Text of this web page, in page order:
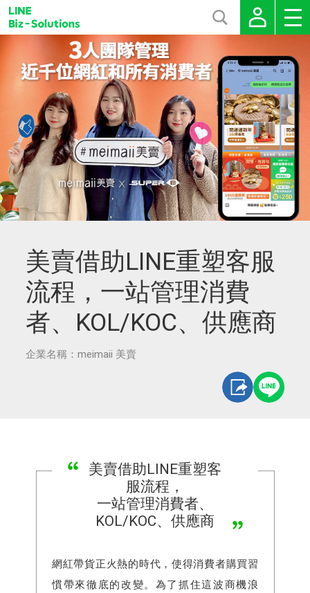
美賣借助LINE重塑客服
流程，一站管理消費
者、KOL/KOC、供應商
企業名稱：meimaii 美賣
美賣借助LINE重塑客
服流程，
一站管理消費者、
KOL/KOC、供應商
網紅帶貨正火熱的時代，使得消費者購買習
慣帶來徹底的改變。為了抓住這波商機浪